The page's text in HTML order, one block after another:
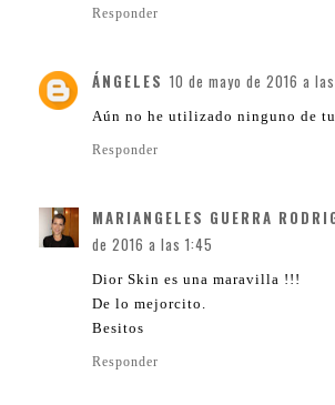
Responder
ÁNGELES 10 de mayo de 2016 a las
Aún no he utilizado ninguno de
Responder
MARIANGELES GUERRA
de 2016 a las 1:45
Dior Skin es una maravilla !!!
De lo mejorcito.
Besitos
Responder